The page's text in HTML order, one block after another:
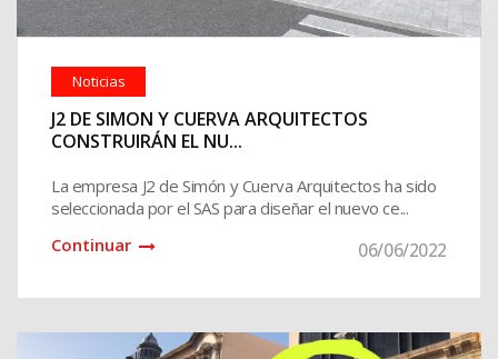
Noticias
J2 DE SIMON Y CUERVA ARQUITECTOS
CONSTRUIRÁN EL NU...
La empresa J2 de Simón y Cuerva Arquitectos ha sido
seleccionada por el SAS para diseñar el nuevo ce...
Continuar
06/06/2022